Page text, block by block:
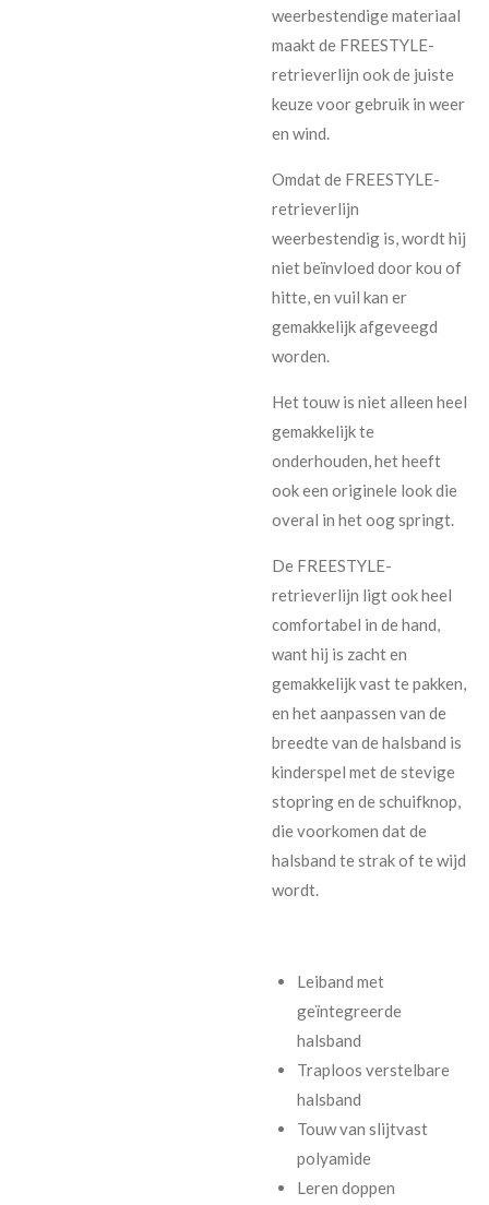
weerbestendige materiaal
maakt de FREESTYLE-
retrieverlijn ook de juiste
keuze voor gebruik in weer
en wind.
Omdat de FREESTYLE-
retrieverlijn
weerbestendig is, wordt hij
niet beïnvloed door kou of
hitte, en vuil kan er
gemakkelijk afgeveegd
worden.
Het touw is niet alleen heel
gemakkelijk te
onderhouden, het heeft
ook een originele look die
overal in het oog springt.
De FREESTYLE-
retrieverlijn ligt ook heel
comfortabel in de hand,
want hij is zacht en
gemakkelijk vast te pakken,
en het aanpassen van de
breedte van de halsband is
kinderspel met de stevige
stopring en de schuifknop,
die voorkomen dat de
halsband te strak of te wijd
wordt.
Leiband met
geïntegreerde
halsband
Traploos verstelbare
halsband
Touw van slijtvast
polyamide
Leren doppen